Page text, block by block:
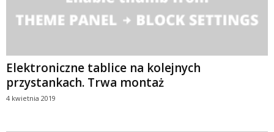
Elektroniczne tablice na kolejnych
przystankach. Trwa montaż
4 kwietnia 2019